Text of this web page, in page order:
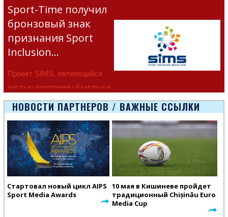
Sport-Time получил
бронзовый знак
признания Sport
Inclusion…
Проект SIMS, являющийся
частью программы Erasmus+
Европейско
НОВОСТИ ПАРТНЕРОВ / ВАЖНЫЕ ССЫЛКИ
Стартовал новый цикл AIPS
Sport Media Awards
10 мая в Кишиневе пройдет
традиционный Chișinău Euro
Media Cup